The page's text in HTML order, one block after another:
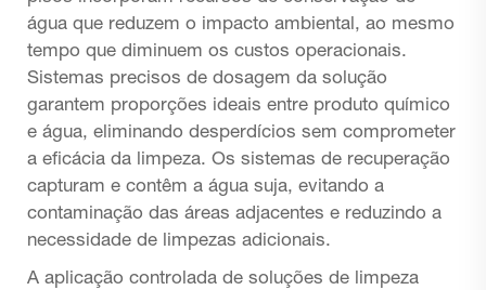
água que reduzem o impacto ambiental, ao mesmo
tempo que diminuem os custos operacionais.
Sistemas precisos de dosagem da solução
garantem proporções ideais entre produto químico
e água, eliminando desperdícios sem comprometer
a eficácia da limpeza. Os sistemas de recuperação
capturam e contêm a água suja, evitando a
contaminação das áreas adjacentes e reduzindo a
necessidade de limpezas adicionais.
A aplicação controlada de soluções de limpeza